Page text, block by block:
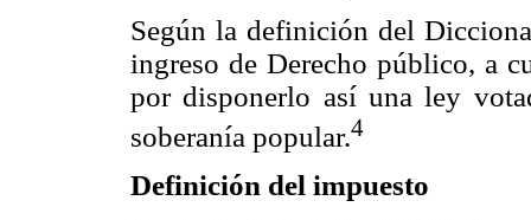
Según la definición del
ingreso de Derecho público, a
por disponerlo así una ley
soberanía popular.4
Definición del impuesto